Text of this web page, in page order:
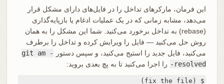
این فرمان، مارکرهای تداخل را در فایل‌های دارای مشکل قرار
می‌دهد، مشابه زمانی که در یک عملیات ادغام یا بازپایه‌گذاری
(rebase) به تداخل برخورد می‌کنید. شما این مشکل را به همان
روش حل می‌کنید — فایل را ویرایش کرده و تداخل را برطرف
می‌کنید، فایل جدید را استیج می‌کنید، و سپس دستور
git am -
-resolved را اجرا می‌کنید تا به پچ بعدی بروید: